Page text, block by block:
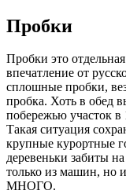
Пробки
Пробки это
впечатление от
сплошные пробки,
пробка. Хоть в обед
побережью участок в
Такая ситуация
крупные курортные
деревеньки забиты
только из машин,
МНОГО.